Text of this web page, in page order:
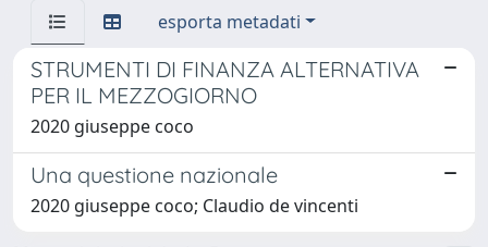
esporta metadati
STRUMENTI DI FINANZA ALTERNATIVA
PER IL MEZZOGIORNO
2020 giuseppe coco
Una questione nazionale
2020 giuseppe coco; Claudio de vincenti